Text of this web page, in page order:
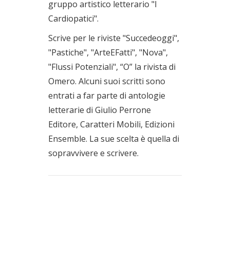
gruppo artistico letterario "I
Cardiopatici".
Scrive per le riviste "Succedeoggi",
"Pastiche", "ArteEFatti", "Nova",
"Flussi Potenziali", “O” la rivista di
Omero. Alcuni suoi scritti sono
entrati a far parte di antologie
letterarie di Giulio Perrone
Editore, Caratteri Mobili, Edizioni
Ensemble. La sue scelta è quella di
sopravvivere e scrivere.